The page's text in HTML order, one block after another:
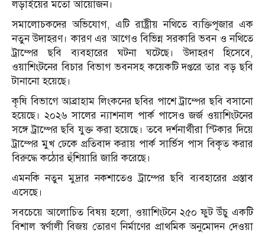
লড়াইয়ের মতো আয়োজন।
সমালোচকদের অভিযোগ, এটি রাষ্ট্রীয় নথিতে ব্যক্তিপূজার এক
নতুন উদাহরণ। কারণ এর আগেও বিভিন্ন সরকারি ভবন ও নথিতে
ট্রাম্পের ছবি ব্যবহারের ঘটনা ঘটেছে। উদাহরণ হিসেবে,
ওয়াশিংটনের বিচার বিভাগ ভবনসহ কয়েকটি দপ্তরে তার বড় ছবি
টানানো হয়েছে।
কৃষি বিভাগে আব্রাহাম লিংকনের ছবির পাশে ট্রাম্পের ছবি বসানো
হয়েছে। ২০২৬ সালের ন্যাশনাল পার্ক পাসেও জর্জ ওয়াশিংটনের
সঙ্গে ট্রাম্পের ছবি যুক্ত করা হয়েছে। তবে দর্শনার্থীরা স্টিকার দিয়ে
ট্রাম্পের মুখ ঢেকে প্রতিবাদ করায় পার্ক সার্ভিস পাস বিকৃত করার
বিরুদ্ধে কঠোর হুঁশিয়ারি জারি করেছে।
এমনকি নতুন মুদ্রার নকশাতেও ট্রাম্পের ছবি ব্যবহারের প্রস্তাব
এসেছে।
সবচেয়ে আলোচিত বিষয় হলো, ওয়াশিংটনে ২৫০ ফুট উঁচু একটি
বিশাল স্বর্ণালী বিজয় তোরণ নির্মাণের প্রাথমিক অনুমোদন দেওয়া